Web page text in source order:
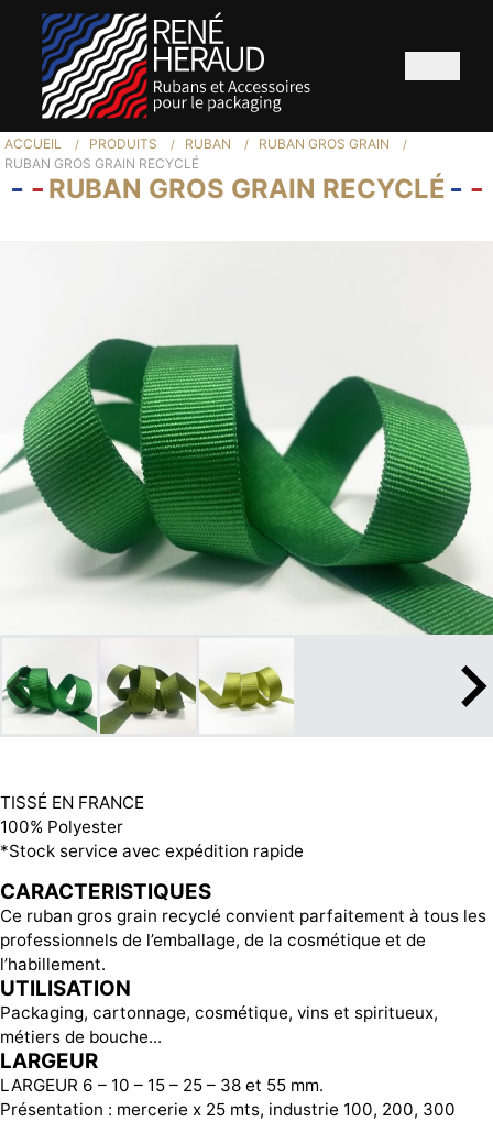
ACCUEIL PRODUITS RUBAN
RUBAN GROS GRAIN
RUBAN GROS GRAIN RECYCLÉ
RUBAN GROS GRAIN RECYCLÉ
TISSÉ EN FRANCE
100% Polyester
*Stock service avec expédition rapide
CARACTERISTIQUES
Ce ruban gros grain recyclé convient parfaitement à tous les
professionnels de l’emballage, de la cosmétique et de
l’habillement.
UTILISATION
Packaging, cartonnage, cosmétique, vins et spiritueux,
métiers de bouche...
LARGEUR
LARGEUR 6 – 10 – 15 – 25 – 38 et 55 mm.
Présentation : mercerie x 25 mts, industrie 100, 200, 300